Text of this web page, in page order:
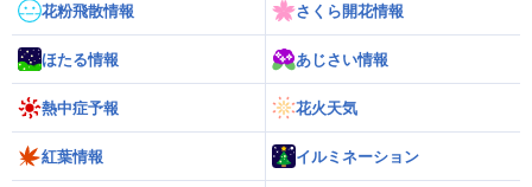
花粉飛散情報 さくら開花情報
ほたる情報 あじさい情報
熱中症予報 花火天気
紅葉情報 イルミネーション